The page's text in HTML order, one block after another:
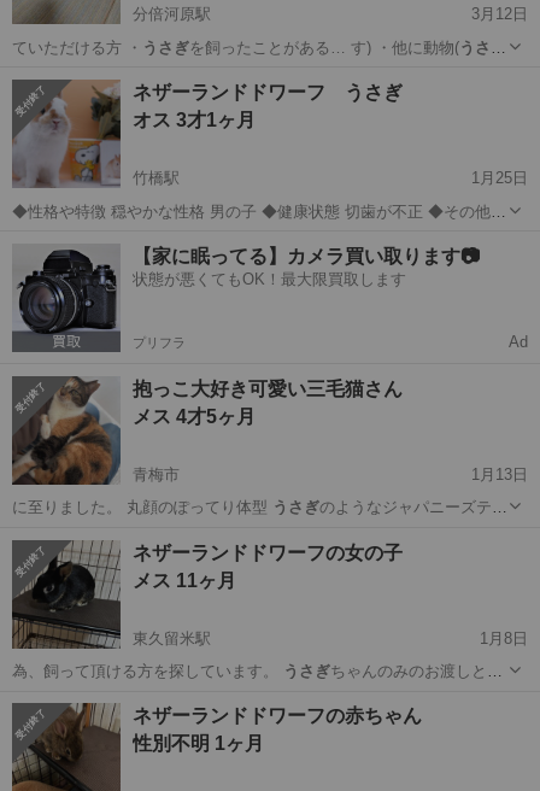
分倍河原駅
3月12日
ていただける方 ・ うさぎを飼ったことがある… す) ・他に動物(うさぎ
東京 府中市 分倍河原駅 その他 うさぎ
ネザーランドドワーフ うさぎ
オス 3才1ヶ月
竹橋駅
1月25日
◆性格や特徴 穏やかな性格 男の子 ◆健康状態 切歯が不正 ◆その他
千代田区 竹橋駅 その他 ネザーランドドワーフ
【家に眠ってる】カメラ買い取ります📷
状態が悪くてもOK！最大限買取します
プリフラ Ad
抱っこ大好き可愛い三毛猫さん
メス 4才5ヶ月
青梅市
1月13日
に至りました。 丸顔のぽってり体型 うさぎのようなジャパニーズテイ
東京 青梅市 有無
ネザーランドドワーフの女の子
メス 11ヶ月
東久留米駅
1月8日
為、飼って頂ける方を探しています。
うさぎちゃんのみのお渡しとな
東京 東久留米市 東久留米駅 その他
ネザーランドドワーフ
ネザーランドドワーフの赤ちゃん
性別不明 1ヶ月